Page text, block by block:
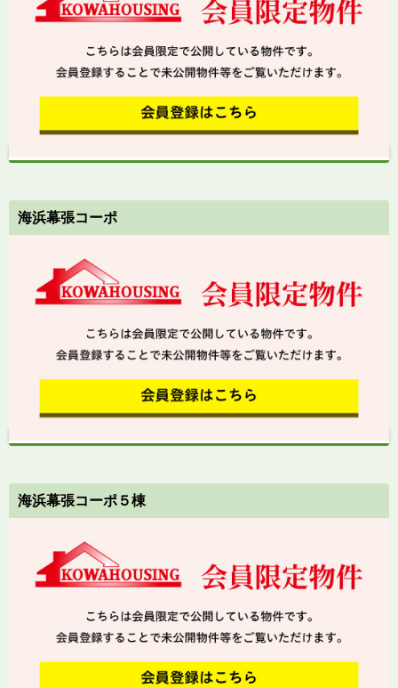
海浜幕張コーポ
海浜幕張コーポ５棟